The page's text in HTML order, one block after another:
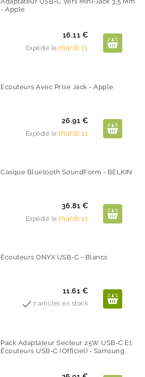
- Apple
Prix
16.11 €
Expédié le mardi 11
Ecouteurs Avec Prise Jack - Apple
Prix
26.91 €
Expédié le mardi 11
Casque Bluetooth SoundForm - BELKIN
Prix
36.81 €
Expédié le mardi 11
Écouteurs ONYX USB-C - Blancs
Prix
11.61 €
 7 articles en stock
Pack Adaptateur Secteur 25W USB-C Et
Écouteurs USB-C (Officiel) - Samsung